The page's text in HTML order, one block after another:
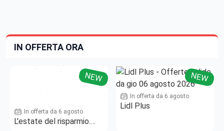
IN OFFERTA ORA
NEW
In offerta da 6 agosto
L'estate del risparmio.
NEW
In offerta da 6 agosto
Lidl Plus